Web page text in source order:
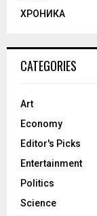
ХРОНИКА
CATEGORIES
Art
Economy
Editor's Picks
Entertainment
Politics
Science